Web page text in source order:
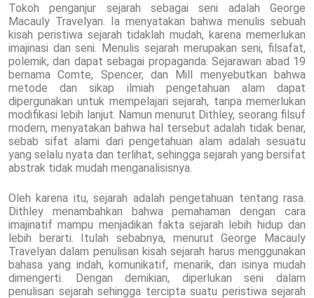
Tokoh penganjur sejarah sebagai seni adalah George
Macauly Travelyan. Ia menyatakan bahwa menulis sebuah
kisah peristiwa sejarah tidaklah mudah, karena memerlukan
imajinasi dan seni. Menulis sejarah merupakan seni, filsafat,
polemik, dan dapat sebagai propaganda. Sejarawan abad 19
bernama Comte, Spencer, dan Mill menyebutkan bahwa
metode dan sikap ilmiah pengetahuan alam dapat
dipergunakan untuk mempelajari sejarah, tanpa memerlukan
modifikasi lebih lanjut. Namun menurut Dithley, seorang filsuf
modern, menyatakan bahwa hal tersebut adalah tidak benar,
sebab sifat alami dari pengetahuan alam adalah sesuatu
yang selalu nyata dan terlihat, sehingga sejarah yang bersifat
abstrak tidak mudah menganalisisnya.
Oleh karena itu, sejarah adalah pengetahuan tentang rasa.
Dithley menambahkan bahwa pemahaman dengan cara
imajinatif mampu menjadikan fakta sejarah lebih hidup dan
lebih berarti. Itulah sebabnya, menurut George Macauly
Travelyan dalam penulisan kisah sejarah harus menggunakan
bahasa yang indah, komunikatif, menarik, dan isinya mudah
dimengerti. Dengan demikian, diperlukan seni dalam
penulisan sejarah sehingga tercipta suatu peristiwa sejarah